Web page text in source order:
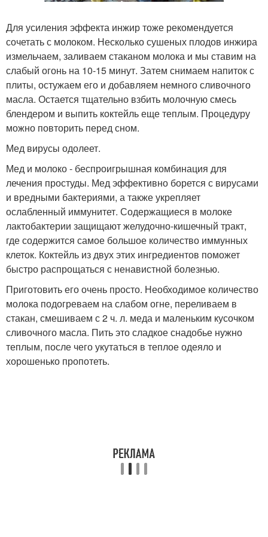
Для усиления эффекта инжир тоже рекомендуется
сочетать с молоком. Несколько сушеных плодов инжира
измельчаем, заливаем стаканом молока и мы ставим на
слабый огонь на 10-15 минут. Затем снимаем напиток с
плиты, остужаем его и добавляем немного сливочного
масла. Остается тщательно взбить молочную смесь
блендером и выпить коктейль еще теплым. Процедуру
можно повторить перед сном.
Мед вирусы одолеет.
Мед и молоко - беспроигрышная комбинация для
лечения простуды. Мед эффективно борется с вирусами
и вредными бактериями, а также укрепляет
ослабленный иммунитет. Содержащиеся в молоке
лактобактерии защищают желудочно-кишечный тракт,
где содержится самое большое количество иммунных
клеток. Коктейль из двух этих ингредиентов поможет
быстро распрощаться с ненавистной болезнью.
Приготовить его очень просто. Необходимое количество
молока подогреваем на слабом огне, переливаем в
стакан, смешиваем с 2 ч. л. меда и маленьким кусочком
сливочного масла. Пить это сладкое снадобье нужно
теплым, после чего укутаться в теплое одеяло и
хорошенько пропотеть.